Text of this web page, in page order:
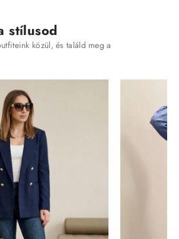
stílusod
közül, és találd meg a